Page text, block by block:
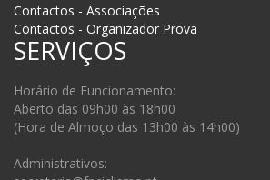
Contactos - Associações
Contactos - Organizador Prova
SERVIÇOS
Horário de Funcionamento:
Aberto das 09h00 às 18h00
(Hora de Almoço das 13h00 às 14h00)
Administrativos: